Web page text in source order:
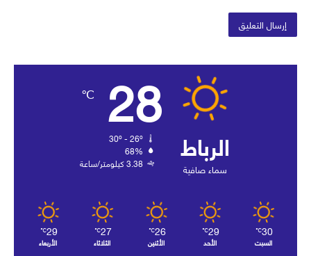
الرباط
سماء صافية
28
℃
68%
3.38 كيلومتر/ساعة
30
℃
السبت
29
℃
الأحد
26
℃
الأثنين
27
℃
الثلاثاء
29
℃
الأربعاء